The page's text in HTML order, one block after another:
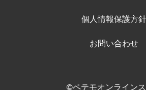
個人情報保護方針
お問い合わせ
©ペテモオンライン